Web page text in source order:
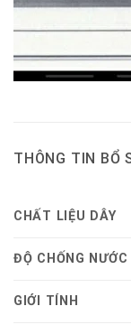
THÔNG TIN BỔ
CHẤT LIỆU DÂY
ĐỘ CHỐNG NƯỚC
GIỚI TÍNH